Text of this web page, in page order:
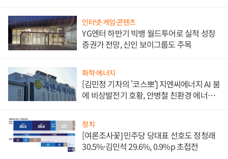
인터넷·게임·콘텐츠
YG엔터 하반기 빅뱅 월드투어로 실적 성장
증권가 전망, 신인 보이그룹도 주목
화학·에너지
[김민정 기자의 '코스뽀'] 지엔씨에너지 AI 붐
에 비상발전기 호황, 안병철 친환경 에너지
정치
[여론조사꽃] 민주당 당대표 선호도 정청래
30.5%·김민석 29.6%, 0.9%p 초접전